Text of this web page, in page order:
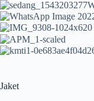
Jaket